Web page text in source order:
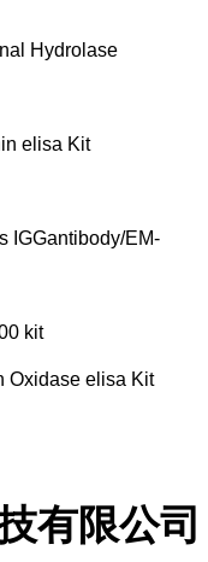
Hydrolase
elisa Kit
IGGantibody/EM-
kit
Oxidase elisa Kit
有限公司